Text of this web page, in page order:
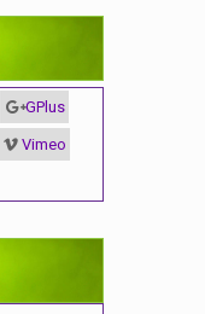
GPlus
Vimeo